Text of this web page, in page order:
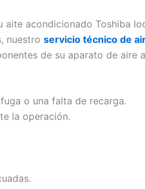
aite acondicionado Toshiba
nuestro servicio técnico de
de su aparato de aire
o una falta de recarga.
la operación.